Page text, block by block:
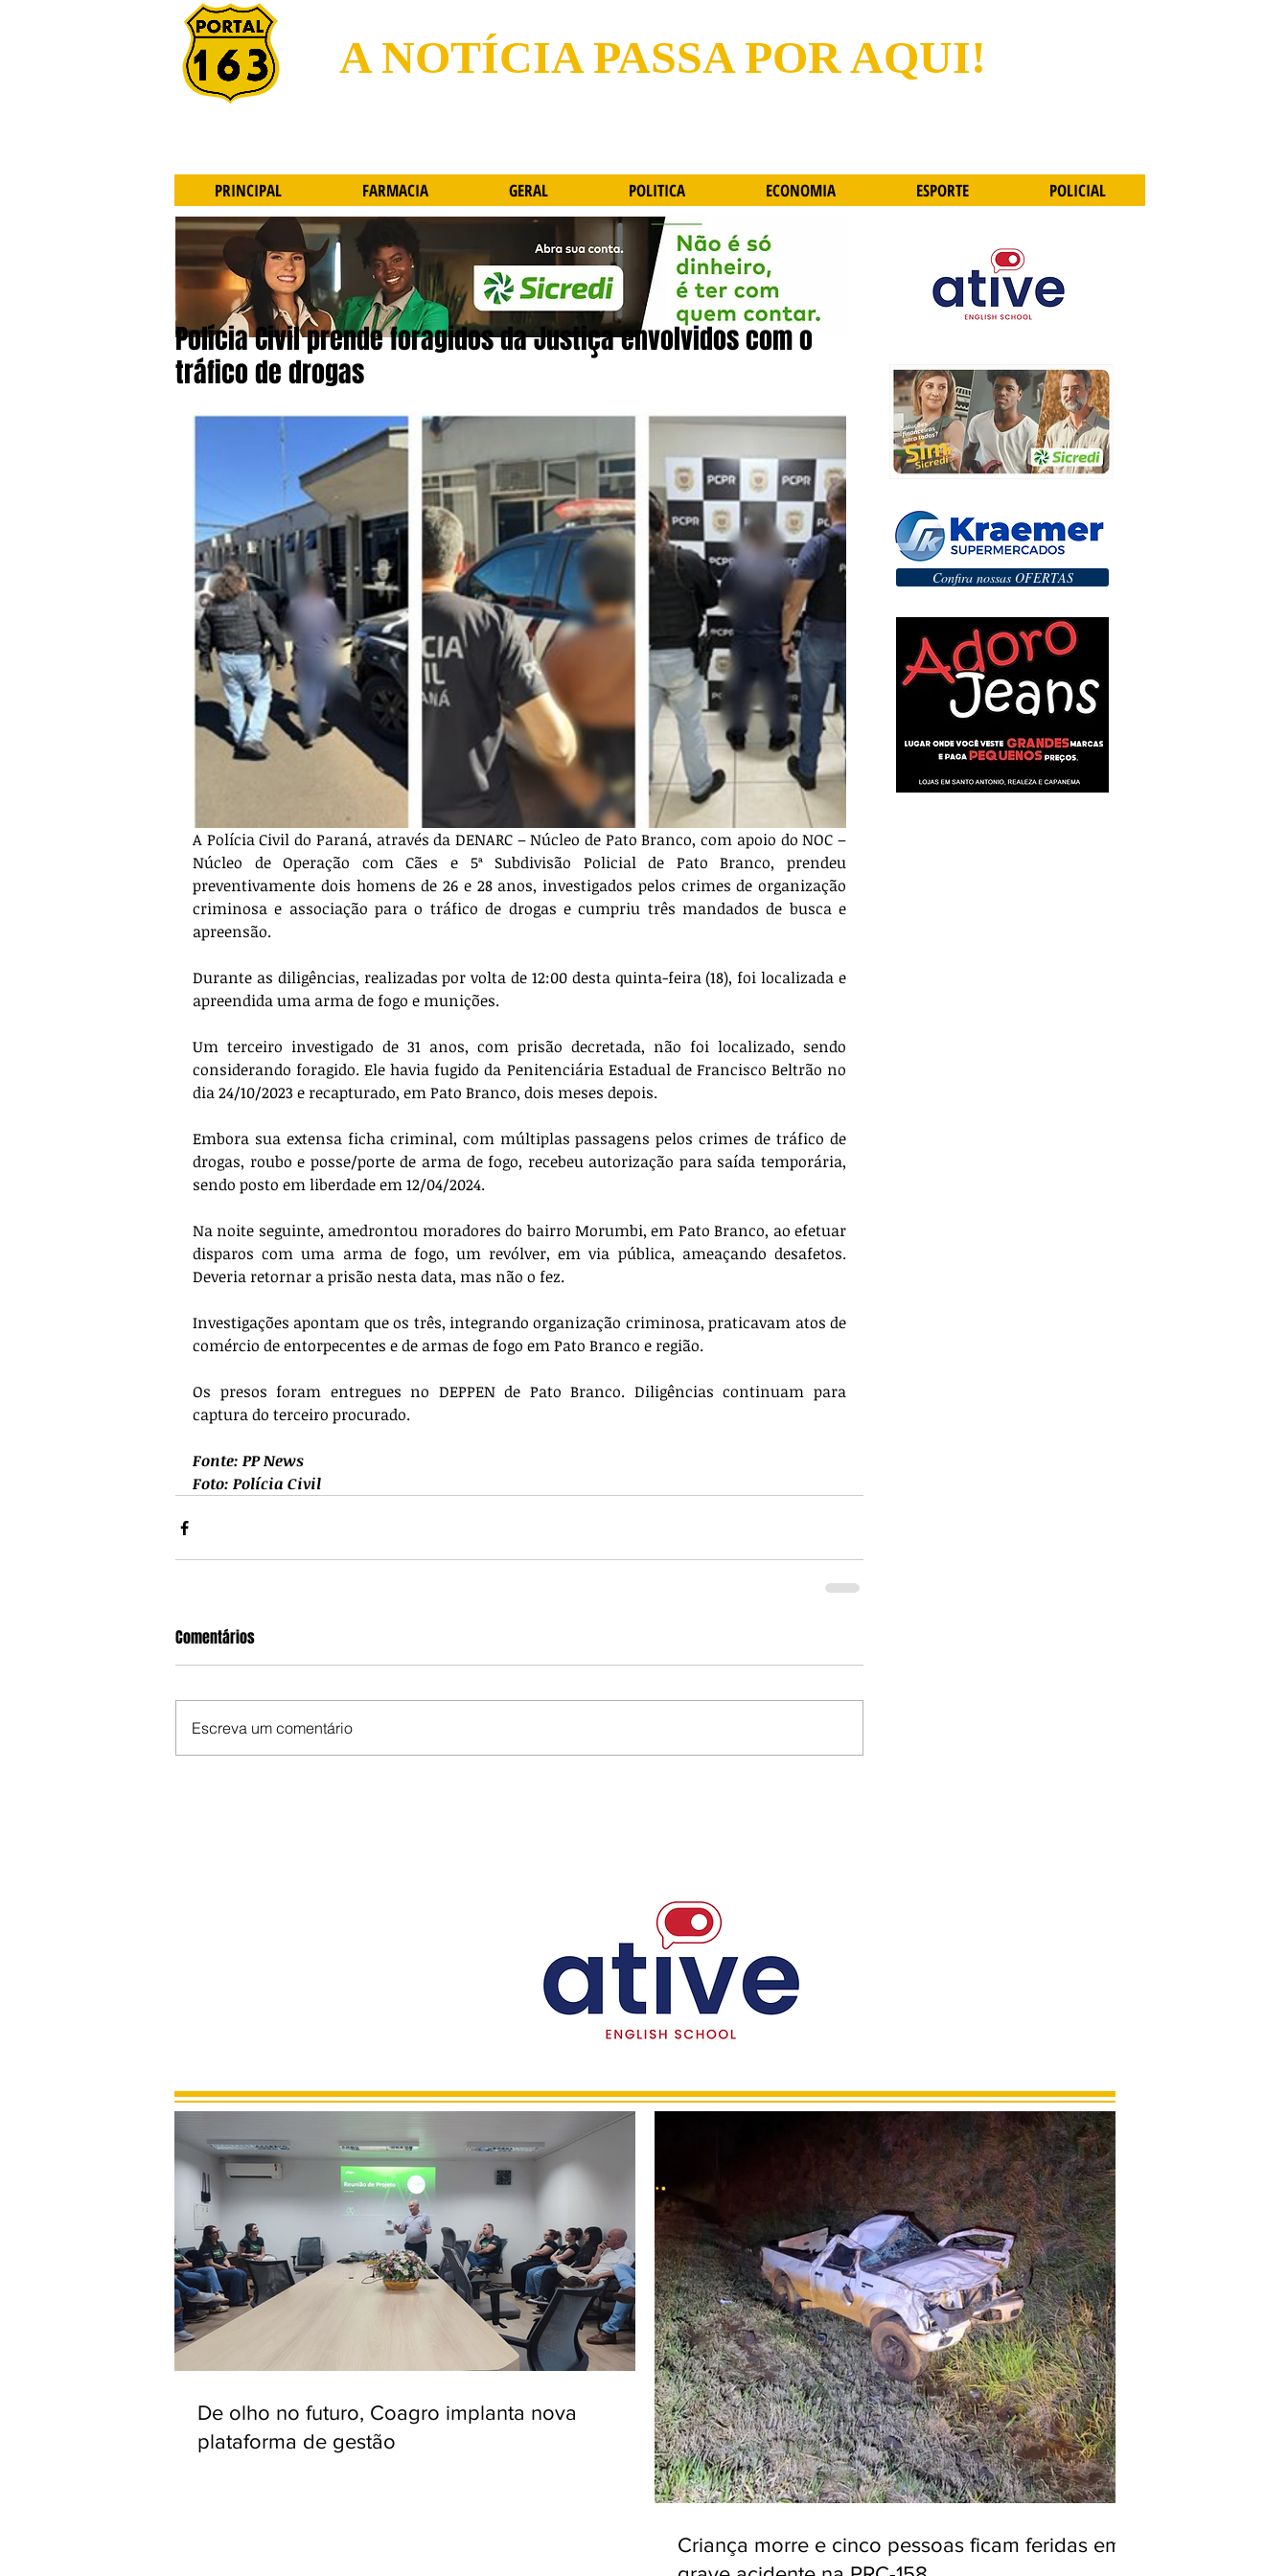
A NOTÍCIA PASSA POR AQUI!
Polícia Civil prende foragidos da Justiça envolvidos com o
tráfico de drogas
A Polícia Civil do Paraná, através da DENARC – Núcleo de Pato Branco, com apoio do NOC –
Núcleo de Operação com Cães e 5ª Subdivisão Policial de Pato Branco, prendeu
preventivamente dois homens de 26 e 28 anos, investigados pelos crimes de organização
criminosa e associação para o tráfico de drogas e cumpriu três mandados de busca e
apreensão.
Durante as diligências, realizadas por volta de 12:00 desta quinta-feira (18), foi localizada e
apreendida uma arma de fogo e munições.
Um terceiro investigado de 31 anos, com prisão decretada, não foi localizado, sendo
considerando foragido. Ele havia fugido da Penitenciária Estadual de Francisco Beltrão no
dia 24/10/2023 e recapturado, em Pato Branco, dois meses depois.
Embora sua extensa ficha criminal, com múltiplas passagens pelos crimes de tráfico de
drogas, roubo e posse/porte de arma de fogo, recebeu autorização para saída temporária,
sendo posto em liberdade em 12/04/2024.
Na noite seguinte, amedrontou moradores do bairro Morumbi, em Pato Branco, ao efetuar
disparos com uma arma de fogo, um revólver, em via pública, ameaçando desafetos.
Deveria retornar a prisão nesta data, mas não o fez.
Investigações apontam que os três, integrando organização criminosa, praticavam atos de
comércio de entorpecentes e de armas de fogo em Pato Branco e região.
Os presos foram entregues no DEPPEN de Pato Branco. Diligências continuam para
captura do terceiro procurado.
Fonte: PP News
Foto: Polícia Civil
Comentários
Escreva um comentário
Confira nossas OFERTAS
De olho no futuro, Coagro implanta nova
plataforma de gestão
Criança morre e cinco pessoas ficam feridas em
PRINCIPAL FARMACIA GERAL POLITICA ECONOMIA ESPORTE POLICIAL